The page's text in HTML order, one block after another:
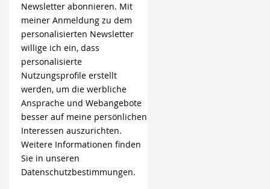
Newsletter abonnieren. Mit
meiner Anmeldung zu dem
personalisierten Newsletter
willige ich ein, dass
personalisierte
Nutzungsprofile erstellt
werden, um die werbliche
Ansprache und Webangebote
besser auf meine persönlichen
Interessen auszurichten.
Weitere Informationen finden
Sie in unseren
Datenschutzbestimmungen.